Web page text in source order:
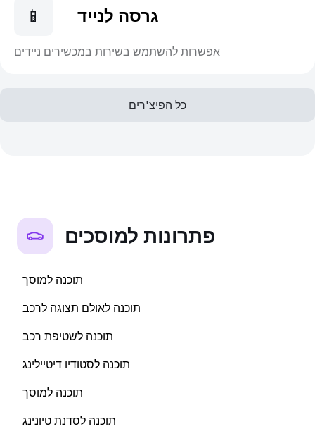
📱 גרסה לנייד
אפשרות להשתמש בשירות במכשירים ניידים
כל הפיצ'רים
פתרונות למוסכים
תוכנה למוסך
תוכנה לאולם תצוגה לרכב
תוכנה לשטיפת רכב
תוכנה לסטודיו דיטיילינג
תוכנה למוסך
תוכנה לסדנת טיונינג